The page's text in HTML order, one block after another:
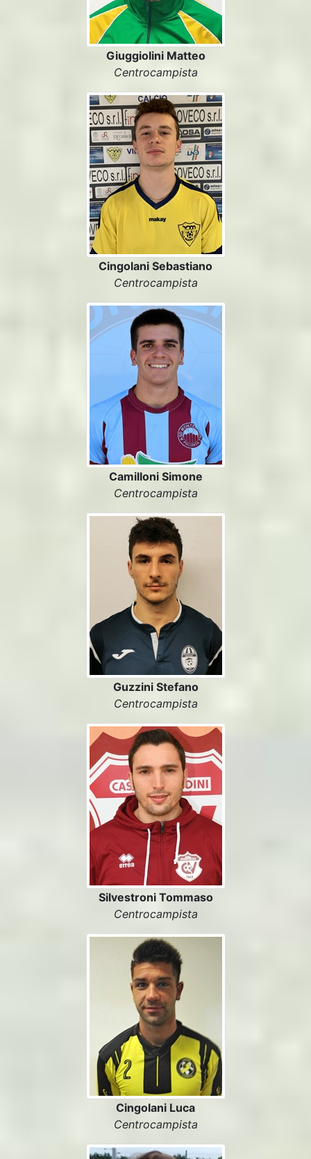
Giuggiolini Matteo
Centrocampista
Cingolani Sebastiano
Centrocampista
Camilloni Simone
Centrocampista
Guzzini Stefano
Centrocampista
Silvestroni Tommaso
Centrocampista
Cingolani Luca
Centrocampista